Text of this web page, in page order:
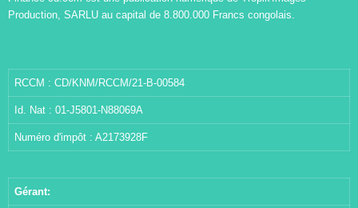
Production, SARLU au capital de 8.800.000 Francs congolais.
RCCM : CD/KNM/RCCM/21-B-00584
Id. Nat : 01-J5801-N88069A
Numéro d'impôt : A2173928F
Gérant: